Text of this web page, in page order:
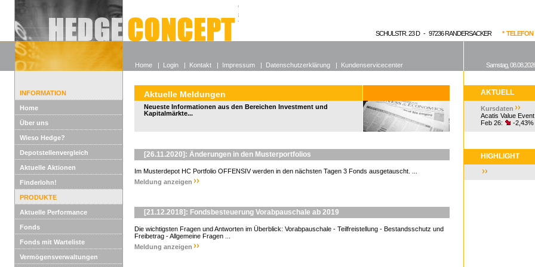
Alle offenen Fonds
Wieso Hedgefonds?
SCHULSTR. 23 D - 97236 RANDERSACKER * TELEFON
INFORMATION
Home
Über uns
Wieso Hedge?
Depotstellenvergleich
Aktuelle Aktionen
Finderlohn!
PRODUKTE
Aktuelle Performance
Fonds
Fonds mit Warteliste
Vermögensverwaltungen
Aktuelle Meldungen
Neueste Informationen aus den Bereichen Investment und
Kapitalmärkte...
[26.11.2020]: Änderungen in den Musterportfolios
Im Musterdepot HC Portfolio OFFENSIV werden in den nächsten Tagen 3 Fonds ausgetauscht. ...
Meldung anzeigen
[21.12.2018]: Fondsbesteuerung Vorabpauschale ab 2019
Die wichtigsten Fragen und Antworten im Überblick: Vorabpauschale - Teilfreistellung - Bestandsschutz und
Freibetrag - Allgemeine Fragen ...
Meldung anzeigen
AKTUELL
Kursdaten
Acatis Value Event
Feb 26:
-2,43%
HIGHLIGHT
Home | Login | Kontakt | Impressum | Datenschutzerklärung | Kundenservicecenter Samstag,